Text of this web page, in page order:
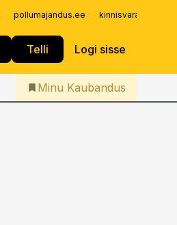
pollumajandus.ee
Telli Logi sisse
Iseteenindus
Telli Kaubandus
Minu Kaubandus